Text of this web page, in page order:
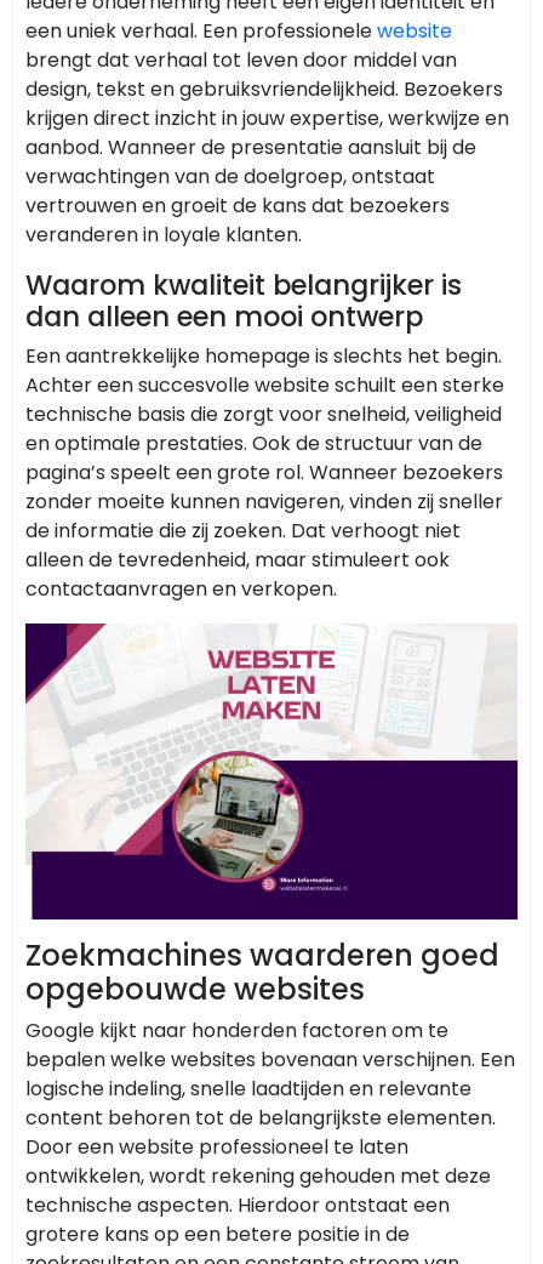
een uniek verhaal. Een professionelewebsite
brengt dat verhaal tot leven door middel van
design, tekst en gebruiksvriendelijkheid. Bezoekers
krijgen direct inzicht in jouw expertise, werkwijze en
aanbod. Wanneer de presentatie aansluit bij de
verwachtingen van de doelgroep, ontstaat
vertrouwen en groeit de kans dat bezoekers
veranderen in loyale klanten.
Waarom kwaliteit belangrijker is
dan alleen een mooi ontwerp
Een aantrekkelijke homepage is slechts het begin.
Achter een succesvolle website schuilt een sterke
technische basis die zorgt voor snelheid, veiligheid
en optimale prestaties. Ook de structuur van de
pagina’s speelt een grote rol. Wanneer bezoekers
zonder moeite kunnen navigeren, vinden zij sneller
de informatie die zij zoeken. Dat verhoogt niet
alleen de tevredenheid, maar stimuleert ook
contactaanvragen en verkopen.
Zoekmachines waarderen goed
opgebouwde websites
Google kijkt naar honderden factoren om te
bepalen welke websites bovenaan verschijnen. Een
logische indeling, snelle laadtijden en relevante
content behoren tot de belangrijkste elementen.
Door een website professioneel te laten
ontwikkelen, wordt rekening gehouden met deze
technische aspecten. Hierdoor ontstaat een
grotere kans op een betere positie in de